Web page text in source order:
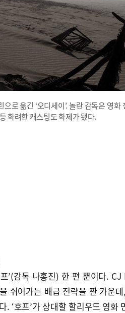
로 옮긴 ‘오디세이’. 놀란 감독은 영화
화려한 캐스팅도 화제가 됐다.
’(감독 나홍진) 한 편 뿐이다. CJ
쉬어가는 배급 전략을 짠 가운
‘호프’가 상대할 할리우드 영화